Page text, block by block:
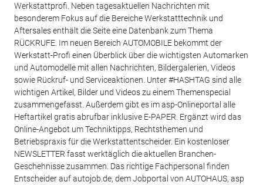
Werkstattprofi. Neben tagesaktuellen Nachrichten mit
besonderem Fokus auf die Bereiche Werkstatttechnik und
Aftersales enthält die Seite eine Datenbank zum Thema
RÜCKRUFE. Im neuen Bereich AUTOMOBILE bekommt der
Werkstatt-Profi einen Überblick über die wichtigsten Automarken
und Automodelle mit allen Nachrichten, Bildergalerien, Videos
sowie Rückruf- und Serviceaktionen. Unter #HASHTAG sind alle
wichtigen Artikel, Bilder und Videos zu einem Themenspecial
zusammengefasst. Außerdem gibt es im asp-Onlineportal alle
Heftartikel gratis abrufbar inklusive E-PAPER. Ergänzt wird das
Online-Angebot um Techniktipps, Rechtsthemen und
Betriebspraxis für die Werkstattentscheider. Ein kostenloser
NEWSLETTER fasst werktäglich die aktuellen Branchen-
Geschehnisse zusammen. Das richtige Fachpersonal finden
Entscheider auf autojob.de, dem Jobportal von AUTOHAUS, asp